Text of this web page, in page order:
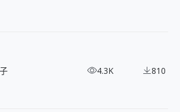
《蔚藍檔案》角色設計立繪
4.3K 810